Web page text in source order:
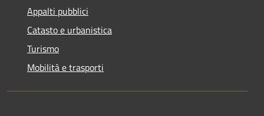
Appalti pubblici
Catasto e urbanistica
Turismo
Mobilità e trasporti